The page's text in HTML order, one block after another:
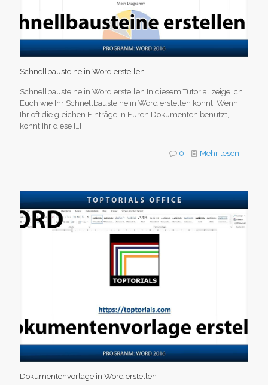
Schnellbausteine in Word erstellen
Schnellbausteine in Word erstellen In diesem Tutorial zeige ich
Euch wie Ihr Schnellbausteine in Word erstellen könnt. Wenn
Ihr oft die gleichen Einträge in Euren Dokumenten benutzt,
könnt Ihr diese […]
0 Mehr lesen
Dokumentenvorlage in Word erstellen